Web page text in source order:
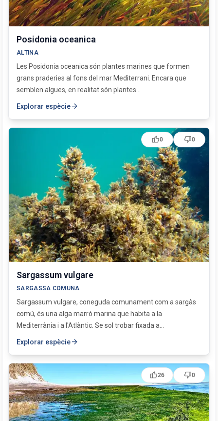
Posidonia oceanica
ALTINA
Les Posidonia oceanica són plantes marines que formen
grans praderies al fons del mar Mediterrani. Encara que
semblen algues, en realitat són plantes...
Explorar espèciearrow_forward
Sargassum vulgare
SARGASSA COMUNA
Sargassum vulgare, coneguda comunament com a sargàs
comú, és una alga marró marina que habita a la
Mediterrània i a l'Atlàntic. Se sol trobar fixada a...
Explorar espèciearrow_forward
thumb_up0 thumb_down0
thumb_up26 thumb_down0